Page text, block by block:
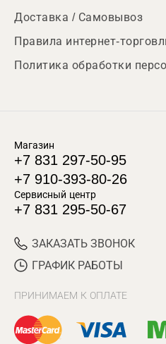
Доставка / Самовывоз
Правила интернет-
Политика обработки
Магазин
+7 831 297-50-95
+7 910-393-80-26
Сервисный центр
+7 831 295-50-67
ЗАКАЗАТЬ ЗВОНОК
ГРАФИК РАБОТЫ
ПРИНИМАЕМ К ОПЛАТЕ